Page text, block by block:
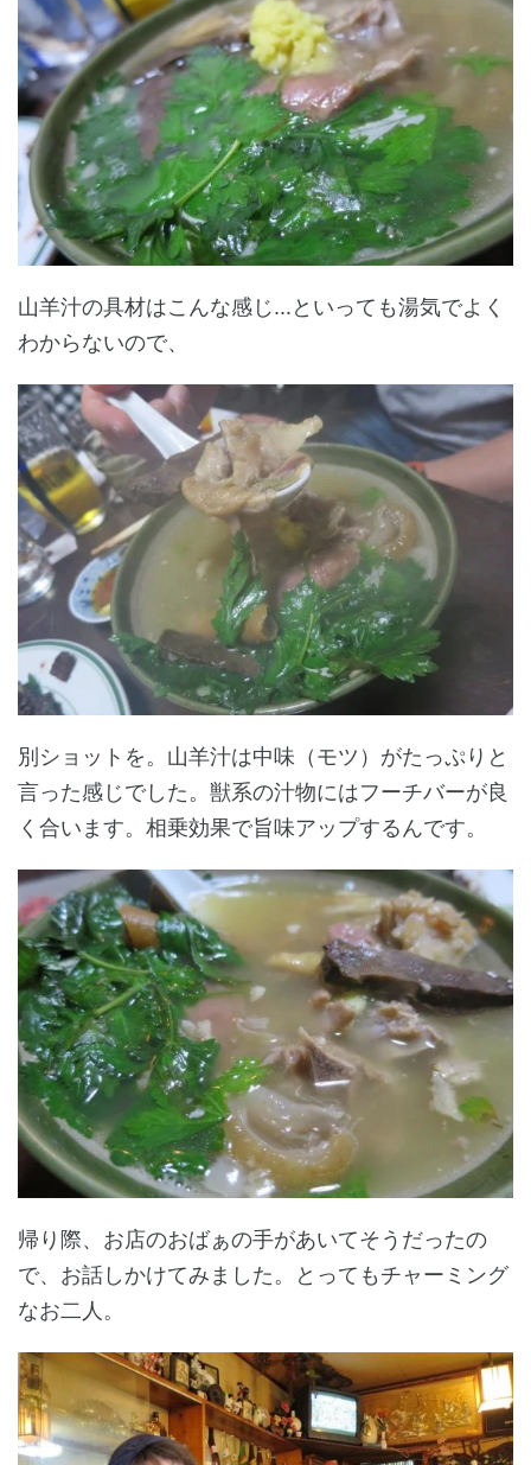
山羊汁の具材はこんな感じ...といっても湯気でよく
わからないので、
別ショットを。山羊汁は中味（モツ）がたっぷりと
言った感じでした。獣系の汁物にはフーチバーが良
く合います。相乗効果で旨味アップするんです。
帰り際、お店のおばぁの手があいてそうだったの
で、お話しかけてみました。とってもチャーミング
なお二人。